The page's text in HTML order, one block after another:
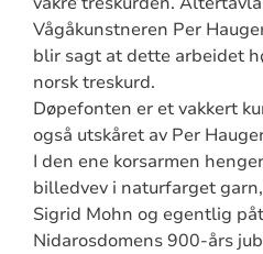
Vågåkunstneren Per
blir sagt at dette arbeidet
norsk treskurd.
Døpefonten er et vakkert
også utskåret av Per
I den ene korsarmen
billedvev i naturfarget
Sigrid Mohn og egentlig
Nidarosdomens 900-års